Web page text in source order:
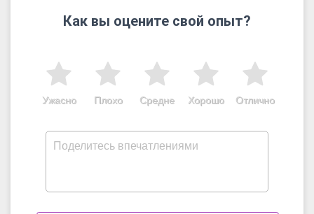
Как вы оцените свой опыт?
Отлично
Хорошо
Средне
Плохо
Ужасно